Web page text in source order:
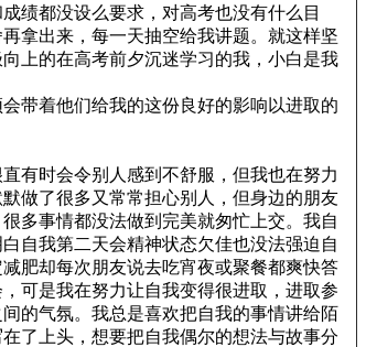
绩都没设么要求，对高考也没有什么目
拿出来，每一天抽空给我讲题。就这样坚
上的在高考前夕沉迷学习的我，小白是我
带着他们给我的这份良好的影响以进取的
有时会令别人感到不舒服，但我也在努力
做了很多又常常担心别人，但身边的朋友
多事情都没法做到完美就匆忙上交。我自
自我第二天会精神状态欠佳也没法强迫自
肥却每次朋友说去吃宵夜或聚餐都爽快答
可是我在努力让自我变得很进取，进取参
的气氛。我总是喜欢把自我的事情讲给陌
了上头，想要把自我偶尔的想法与故事分